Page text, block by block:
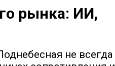
рынка: ИИ,
не всегда